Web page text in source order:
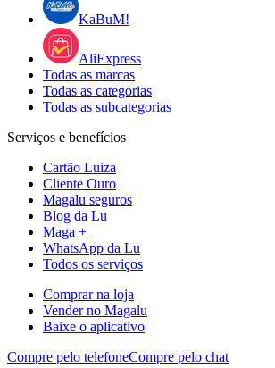
KaBuM!
AliExpress
Todas as marcas
Todas as categorias
Todas as subcategorias
Serviços e benefícios
Cartão Luiza
Cliente Ouro
Magalu seguros
Blog da Lu
Maga +
WhatsApp da Lu
Todos os serviços
Comprar na loja
Vender no Magalu
Baixe o aplicativo
Compre pelo telefoneCompre pelo chat